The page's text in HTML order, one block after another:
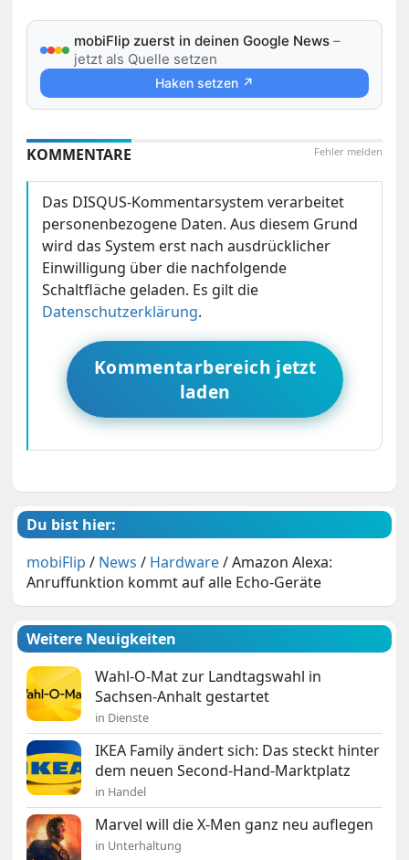
mobiFlip zuerst in deinen Google News –
jetzt als Quelle setzen
Haken setzen ↗
Fehler melden
KOMMENTARE
Das DISQUS-Kommentarsystem verarbeitet
personenbezogene Daten. Aus diesem Grund
wird das System erst nach ausdrücklicher
Einwilligung über die nachfolgende
Schaltfläche geladen. Es gilt die
Datenschutzerklärung.
Kommentarbereich jetzt
laden
Du bist hier:
mobiFlip / News / Hardware/Amazon Alexa:
Anruffunktion kommt auf alle Echo-Geräte
Weitere Neuigkeiten
Wahl-O-Mat zur Landtagswahl in
Sachsen-Anhalt gestartet
in Dienste
IKEA Family ändert sich: Das steckt hinter
dem neuen Second-Hand-Marktplatz
in Handel
Marvel will die X-Men ganz neu auflegen
in Unterhaltung